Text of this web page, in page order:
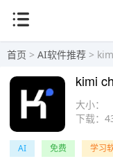
首页 > AI软件推荐 >
大小：
下载：
kimi
AI 免费 学习